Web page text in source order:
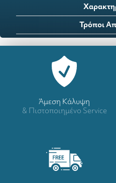
Τρόποι
Άμεση Κάλυψη
& Πιστοποιημένο Service